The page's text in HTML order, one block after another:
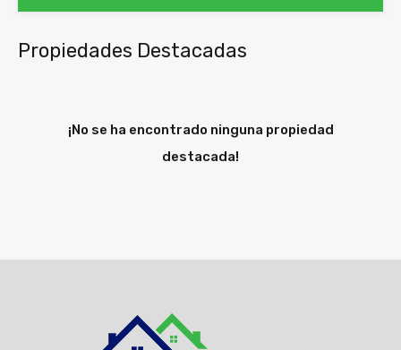
Propiedades Destacadas
¡No se ha encontrado ninguna propiedad
destacada!